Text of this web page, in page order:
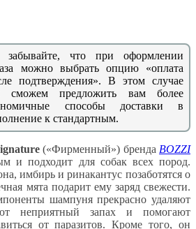
что при оформлении
можно выбрать опцию «оплата
подтверждения». В этом случае
сможем предложить вам более
способы доставки в
к стандартным.
(«Фирменный») бренда BOZZI
и подходит для собак всех пород.
имбирь и ринакантус позаботятся о
мята подарит ему заряд свежести.
шампуня прекрасно удаляют
неприятный запах и помогают
от паразитов. Кроме того, он